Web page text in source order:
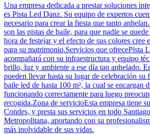
Una empresa dedicada a prestar soluciones
es Pista Led Danz. Su equipo de expertos
necesario para crear la fiesta que tanto
son las pistas de baile, para que nadie se
hora de festejar y el efecto de sus colores cree
para su matrimonio.Servicios que ofrecePista
acompañará con su infraestructura y equipo
brillo, luz y ambiente a ese día tan anhelado.
pueden llevar hasta su lugar de celebración su
baile led de hasta 100 m², la cual se encargan
funcionando correctamente para luego
recogida.Zona de servicioEsta empresa tiene
Condes, y presta sus servicios en todo
Metropolitana, aportando con su
más inolvidable de sus vidas.